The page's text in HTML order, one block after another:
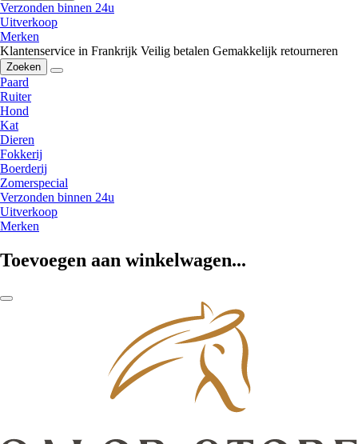
Verzonden binnen 24u
Uitverkoop
Merken
Klantenservice in Frankrijk Veilig betalen Gemakkelijk retourneren
Zoeken
Paard
Ruiter
Hond
Kat
Dieren
Fokkerij
Boerderij
Zomerspecial
Verzonden binnen 24u
Uitverkoop
Merken
Toevoegen aan winkelwagen...